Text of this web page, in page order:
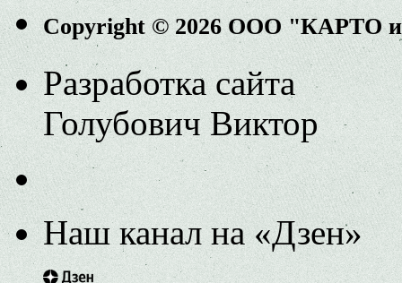
Copyright © 2026 ООО "КАРТО
Разработка сайта
Голубович Виктор
Наш канал на «Дзен»